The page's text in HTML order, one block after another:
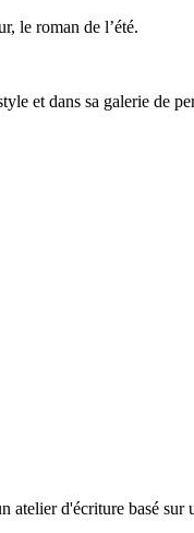
le roman de l’été.
et dans sa galerie de
d'écriture basé